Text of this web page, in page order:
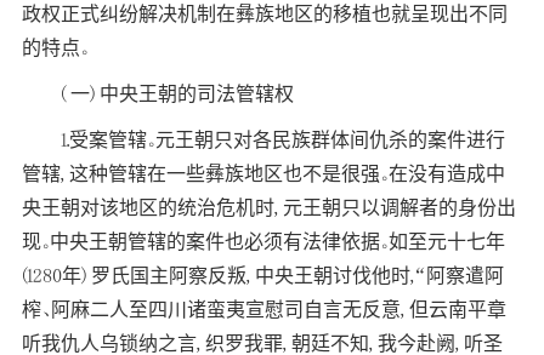
政权正式纠纷解决机制在彝族地区的移植也就呈现出不同
的特点。
( 一) 中央王朝的司法管辖权
1.受案管辖。元王朝只对各民族群体间仇杀的案件进行
管辖, 这种管辖在一些彝族地区也不是很强。在没有造成中
央王朝对该地区的统治危机时, 元王朝只以调解者的身份出
现。中央王朝管辖的案件也必须有法律依据。如至元十七年
(1280年) 罗氏国主阿察反叛, 中央王朝讨伐他时,“阿察遣阿
榨、阿麻二人至四川诸蛮夷宣慰司自言无反意, 但云南平章
听我仇人乌锁纳之言, 织罗我罪, 朝廷不知, 我今赴阙, 听圣